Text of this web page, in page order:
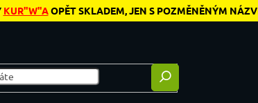
KUR"W"AOPĚT SKLADEM, JEN S POZMĚNĚNÝM